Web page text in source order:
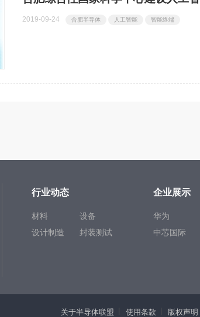
2019-09-24 合肥半导体 人工智能 智能终端
行业动态
材料
设备
设计制造
封装测试
企业展示
华为
中芯国际
关于半导体联盟 使用条款 版权声明